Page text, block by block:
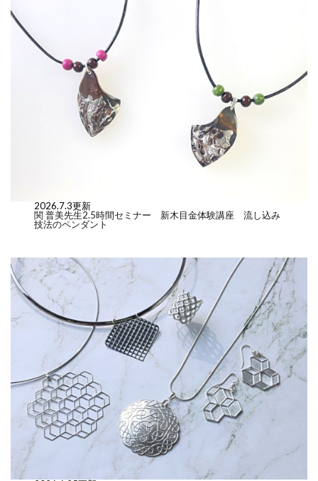
2026.7.3更新
関 普美先生2.5時間セミナー 新木目金体験講座 流し込み
技法のペンダント